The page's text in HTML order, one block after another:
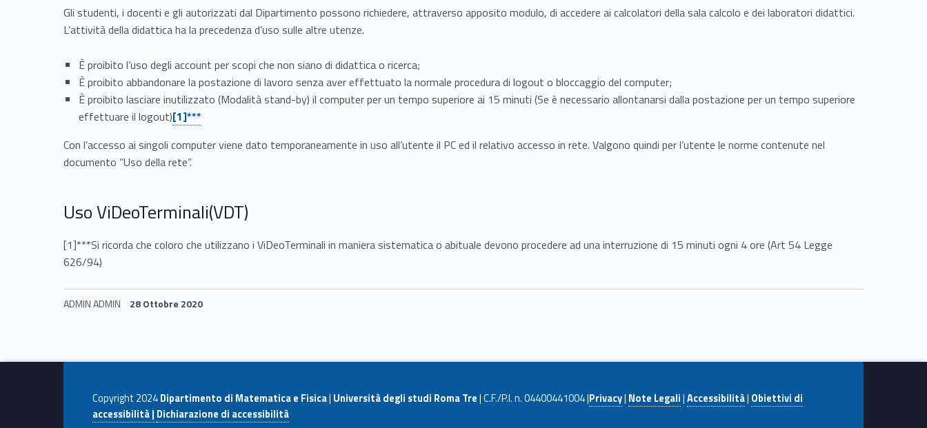
Gli studenti, i docenti e gli autorizzati dal Dipartimento possono richiedere, attraverso apposito modulo, di accedere ai calcolatori della sala calcolo e dei laboratori didattici.
L’attività della didattica ha la precedenza d’uso sulle altre utenze.
È proibito l’uso degli account per scopi che non siano di didattica o ricerca;
È proibito abbandonare la postazione di lavoro senza aver effettuato la normale procedura di logout o bloccaggio del computer;
È proibito lasciare inutilizzato (Modalità stand-by) il computer per un tempo superiore ai 15 minuti (Se è necessario allontanarsi dalla postazione per un tempo superiore
effettuare il logout)Link identifier #identifier__158292-1
[1]***
Con l’accesso ai singoli computer viene dato temporaneamente in uso all’utente il PC ed il relativo accesso in rete. Valgono quindi per l’utente le norme contenute nel
documento “Uso della rete”.
Uso ViDeoTerminali(VDT)
[1]***Si ricorda che coloro che utilizzano i ViDeoTerminali in maniera sistematica o abituale devono procedere ad una interruzione di 15 minuti ogni 4 ore (Art 54 Legge
626/94)
ADMIN ADMIN 28 Ottobre 2020
Copyright 2024Dipartimento di Matematica e Fisica| Università degli studi Roma Tre| C.F./P.I. n. 04400441004 |Privacy| Note Legali|Accessibilità| Obiettivi di
accessibilità | Dichiarazione di accessibilità